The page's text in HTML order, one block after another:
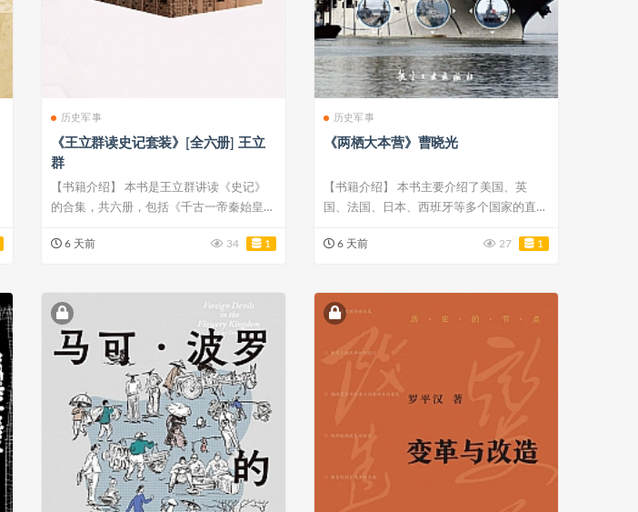
历史军事
《王立群读史记套装》[全六册] 王立
群
【书籍介绍】 本书是王立群讲读《史记》
的合集，共六册，包括《千古一帝秦始皇》
6 天前 34 1
历史军事
《两栖大本营》曹晓光
【书籍介绍】 本书主要介绍了美国、英
国、法国、日本、西班牙等多个国家的直升
6 天前 27 1